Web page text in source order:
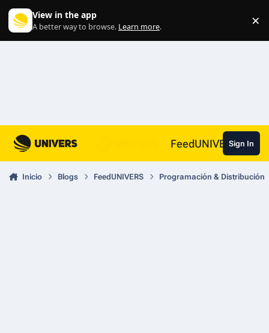
View in the app
A better way to browse. Learn more. ×
FeedUNIVERSSign In
Inicio Blogs FeedUNIVERS Programación & Distribución